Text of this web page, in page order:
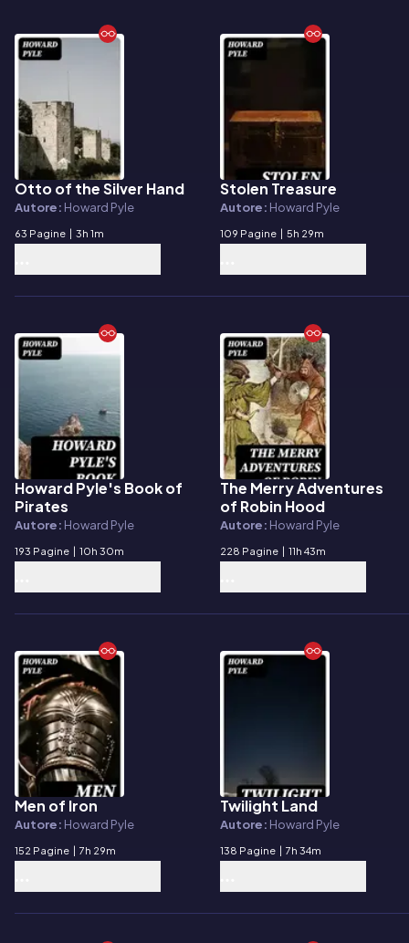
E-book
Otto of the Silver Hand
Autore: Howard Pyle
63 Pagine | 3h 1m
E-book
Stolen Treasure
Autore: Howard Pyle
109 Pagine | 5h 29m
E-book
Howard Pyle's Book of
Pirates
Autore: Howard Pyle
193 Pagine | 10h 30m
E-book
The Merry Adventures
of Robin Hood
Autore: Howard Pyle
228 Pagine | 11h 43m
E-book
Men of Iron
Autore: Howard Pyle
152 Pagine | 7h 29m
E-book
Twilight Land
Autore: Howard Pyle
138 Pagine | 7h 34m